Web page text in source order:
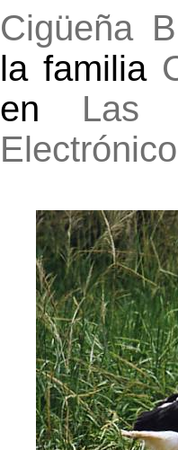
Cigüeña
la familia
en Las
Electrónico